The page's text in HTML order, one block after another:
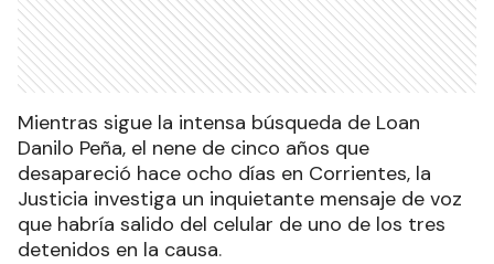
Mientras sigue la intensa búsqueda de Loan
Danilo Peña, el nene de cinco años que
desapareció hace ocho días en Corrientes, la
Justicia investiga un inquietante mensaje de voz
que habría salido del celular de uno de los tres
detenidos en la causa.